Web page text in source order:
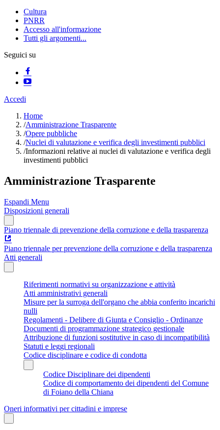
Cultura
PNRR
Accesso all'informazione
Tutti gli argomenti...
Seguici su
Accedi
Home
/Amministrazione Trasparente
/Opere pubbliche
/Nuclei di valutazione e verifica degli investimenti pubblici
/Informazioni relative ai nuclei di valutazione e verifica degli
investimenti pubblici
Amministrazione Trasparente
Espandi Menu
Disposizioni generali
Piano triennale di prevenzione della corruzione e della trasparenza
Piano triennale per prevenzione della corruzione e della trasparenza
Atti generali
Riferimenti normativi su organizzazione e attività
Atti amministrativi generali
Misure per la surroga dell'organo che abbia conferito incarichi
nulli
Regolamenti - Delibere di Giunta e Consiglio - Ordinanze
Documenti di programmazione strategico gestionale
Attribuzione di funzioni sostitutive in caso di incompatibilità
Statuti e leggi regionali
Codice disciplinare e codice di condotta
Codice Disciplinare dei dipendenti
Codice di comportamento dei dipendenti del Comune
di Foiano della Chiana
Oneri informativi per cittadini e imprese